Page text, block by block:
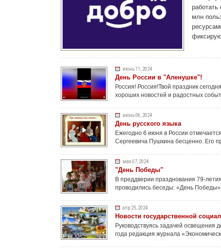
млн
июнь 11, 2024
День России в "Аленушке"!
Россия! Россия!Твой праздник
хороших новостей и радостных
июнь 06, 2024
День русского языка
Ежегодно 6 июня в России
Сергеевича Пушкина бесценно. Его
мая 07, 2024
"День Победы"
В преддверии празднования 79-
проводились беседы: «День
апр 25, 2024
Новости государственной
Руководствуясь задачей
года редакция журнала